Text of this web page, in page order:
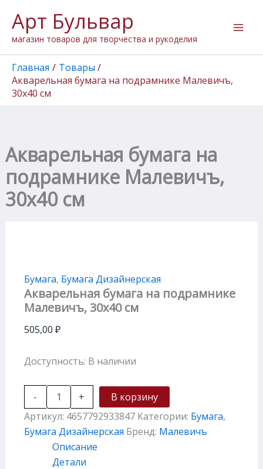
содержимому
Арт Бульвар
магазин товаров для творчества и рукоделия
Главная
Товары
Акварельная бумага на подрамнике Малевичъ,
30х40 см
Акварельная бумага на
подрамнике Малевичъ,
30х40 см
Бумага, Бумага Дизайнерская
Акварельная бумага на подрамнике
Малевичъ, 30х40 см
505,00 ₽
Доступность: В наличии
-
товара
Акварельная
бумага
на
подрамнике
30х40
см
+
В корзину
Артикул: 4657792933847 Категории: Бумага,
Бумага Дизайнерская Бренд: Малевичъ
Описание
Детали